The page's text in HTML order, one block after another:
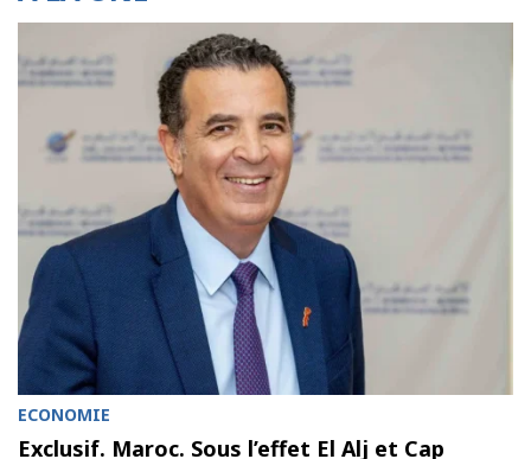
ECONOMIE
Exclusif. Maroc. Sous l’effet El Alj et Cap